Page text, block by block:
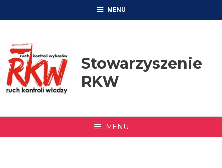
MENU
Stowarzyszenie
RKW
MENU